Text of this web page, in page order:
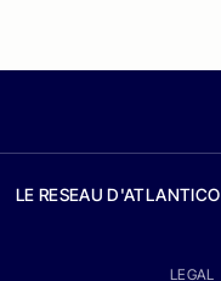
LE RESEAU D'ATLANTICO
LEGAL